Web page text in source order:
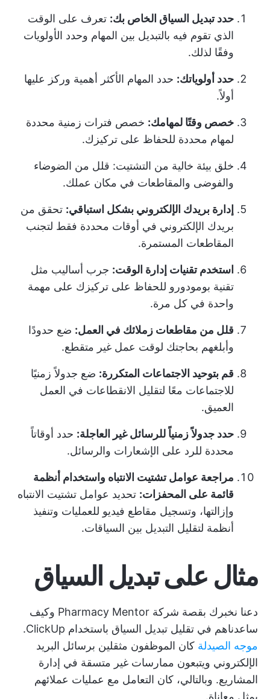
حدد تبديل السياق الخاص بك: تعرف على الوقت
الذي تقوم فيه بالتبديل بين المهام وحدد الأولويات
وفقًا لذلك.
حدد أولوياتك: حدد المهام الأكثر أهمية وركز عليها
أولاً.
خصص وقتًا لمهامك: خصص فترات زمنية محددة
لمهام محددة للحفاظ على تركيزك.
خلق بيئة خالية من التشتيت: قلل من الضوضاء
والفوضى والمقاطعات في مكان عملك.
إدارة بريدك الإلكتروني بشكل استباقي: تحقق من
بريدك الإلكتروني في أوقات محددة فقط لتجنب
المقاطعات المستمرة.
استخدم تقنيات إدارة الوقت: جرب أساليب مثل
تقنية بومودورو للحفاظ على تركيزك على مهمة
واحدة في كل مرة.
قلل من مقاطعات زملائك في العمل: ضع حدودًا
وأبلغهم بحاجتك لوقت عمل غير متقطع.
قم بتوحيد الاجتماعات المتكررة: ضع جدولاً زمنيًا
للاجتماعات معًا لتقليل الانقطاعات في العمل
العميق.
حدد جدولاً زمنياً للرسائل غير العاجلة: حدد أوقاتاً
محددة للرد على الإشعارات والرسائل.
مراجعة عوامل تشتيت الانتباه واستخدام أنظمة
قائمة على المحفزات: تحديد عوامل تشتيت الانتباه
وإزالتها، وتسجيل مقاطع فيديو للعمليات وتنفيذ
أنظمة لتقليل التبديل بين السياقات.
مثال على تبديل السياق
دعنا نخبرك بقصة شركة Pharmacy Mentor وكيف
ساعدناهم في تقليل تبديل السياق باستخدام ClickUp.
موجه الصيدلة كان الموظفون مثقلين برسائل البريد
الإلكتروني ويتبعون ممارسات غير متسقة في إدارة
المشاريع. وبالتالي، كان التعامل مع عمليات عملائهم
يمثل معاناة.